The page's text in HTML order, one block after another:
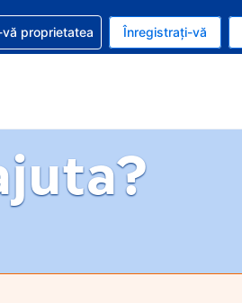
Dolar american
este Română
cu privire la rezervarea dvs.
proprietatea Înregistrați-vă